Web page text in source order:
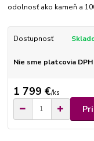
odolnosť ako kameň a
Dostupnosť
Nie sme platcovia DPH
1 799 €/ks